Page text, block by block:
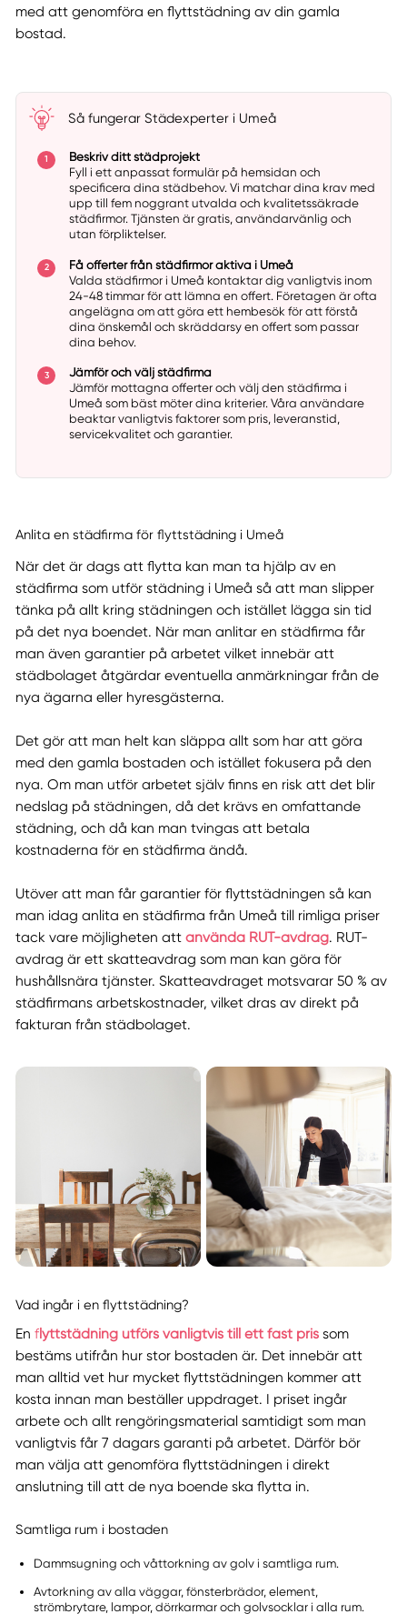
med att genomföra en flyttstädning av din gamla
bostad.
Så fungerar Städexperter i Umeå
Beskriv ditt städprojekt
Fyll i ett anpassat formulär på hemsidan och
specificera dina städbehov. Vi matchar dina krav med
upp till fem noggrant utvalda och kvalitetssäkrade
städfirmor. Tjänsten är gratis, användarvänlig och
utan förpliktelser.
Få offerter från städfirmor aktiva i Umeå
Valda städfirmor i Umeå kontaktar dig vanligtvis inom
24-48 timmar för att lämna en offert. Företagen är ofta
angelägna om att göra ett hembesök för att förstå
dina önskemål och skräddarsy en offert som passar
dina behov.
Jämför och välj städfirma
Jämför mottagna offerter och välj den städfirma i
Umeå som bäst möter dina kriterier. Våra användare
beaktar vanligtvis faktorer som pris, leveranstid,
servicekvalitet och garantier.
Anlita en städfirma för flyttstädning i Umeå
När det är dags att flytta kan man ta hjälp av en
städfirma som utför städning i Umeå så att man slipper
tänka på allt kring städningen och istället lägga sin tid
på det nya boendet. När man anlitar en städfirma får
man även garantier på arbetet vilket innebär att
städbolaget åtgärdar eventuella anmärkningar från de
nya ägarna eller hyresgästerna.
Det gör att man helt kan släppa allt som har att göra
med den gamla bostaden och istället fokusera på den
nya. Om man utför arbetet själv finns en risk att det blir
nedslag på städningen, då det krävs en omfattande
städning, och då kan man tvingas att betala
kostnaderna för en städfirma ändå.
Utöver att man får garantier för flyttstädningen så kan
man idag anlita en städfirma från Umeå till rimliga priser
tack vare möjligheten att använda RUT-avdrag. RUT-
avdrag är ett skatteavdrag som man kan göra för
hushållsnära tjänster. Skatteavdraget motsvarar 50 % av
städfirmans arbetskostnader, vilket dras av direkt på
fakturan från städbolaget.
Vad ingår i en flyttstädning?
En flyttstädning utförs vanligtvis till ett fast prissom
bestäms utifrån hur stor bostaden är. Det innebär att
man alltid vet hur mycket flyttstädningen kommer att
kosta innan man beställer uppdraget. I priset ingår
arbete och allt rengöringsmaterial samtidigt som man
vanligtvis får 7 dagars garanti på arbetet. Därför bör
man välja att genomföra flyttstädningen i direkt
anslutning till att de nya boende ska flytta in.
Samtliga rum i bostaden
Dammsugning och våttorkning av golv i samtliga rum.
Avtorkning av alla väggar, fönsterbrädor, element,
strömbrytare, lampor, dörrkarmar och golvsocklar i alla rum.